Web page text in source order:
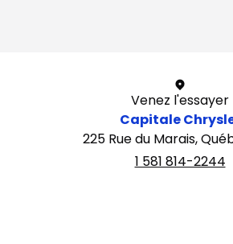
Venez l'essayer
Capitale
225 Rue du Marais,
1 581 814-2244